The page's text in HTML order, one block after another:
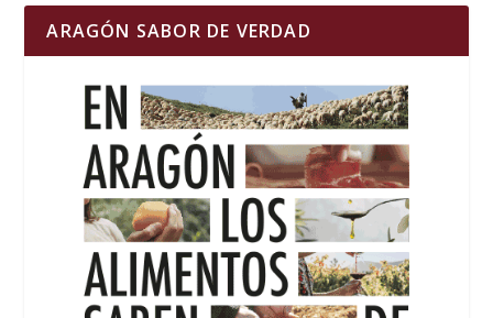
ARAGÓN SABOR DE VERDAD